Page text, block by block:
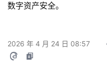
数字资产安全。
2026 年 4 月 24 日 08:57